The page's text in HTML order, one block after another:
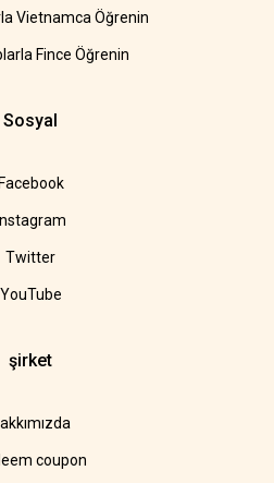
Vietnamca Öğrenin
Fince Öğrenin
Sosyal
Facebook
Instagram
Twitter
YouTube
şirket
coupon